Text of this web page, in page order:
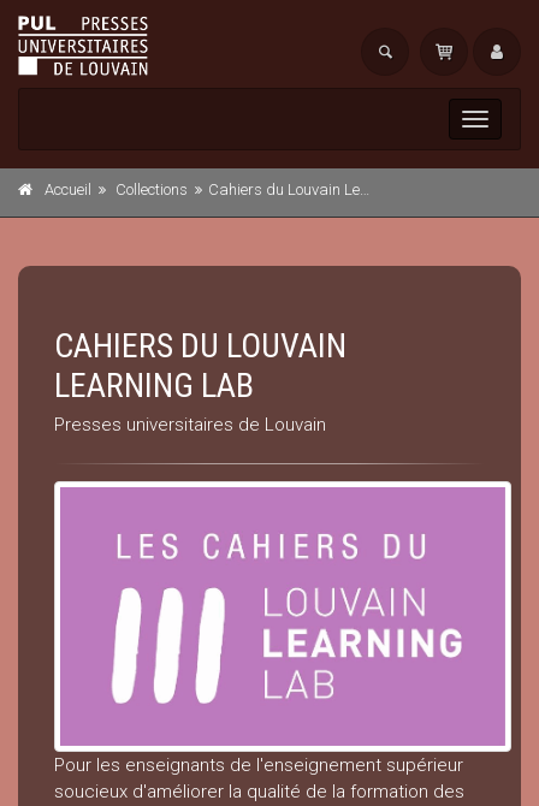
Toggle
Accueil Collections Cahiers du Louvain Learning Lab
CAHIERS DU LOUVAIN
LEARNING LAB
Presses universitaires de Louvain
Pour les enseignants de l'enseignement supérieur
soucieux d'améliorer la qualité de la formation des